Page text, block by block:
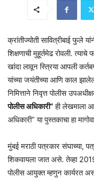
क्रांतीज्योती सावित्रीबाई फुले
शिक्षणाची मुहूर्तमेढ रोवली.
खांदा लावून स्त्रिया आपली
यांच्या जयंतीच्या आणि काल
निमित्ताने निवृत्त पोलीस
पोलीस अधिकारी”ही लेखमाला
अधिकारी” या पुस्तकाचा हा
मुंबई मराठी पत्रकार संघाच्या,
शिकवायला जात असे. तेव्हा
पोलीस आयुक्त म्हणुन कार्यरत